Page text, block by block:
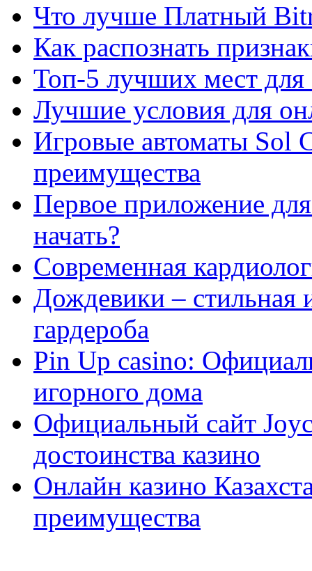
Что лучше Платный
Как распознать
Топ-5 лучших мест для
Лучшие условия для
Игровые автоматы Sol
преимущества
Первое приложение
начать?
Современная
Дождевики – стильная
гардероба
Pin Up casino:
игорного дома
Официальный сайт
достоинства казино
Онлайн казино
преимущества